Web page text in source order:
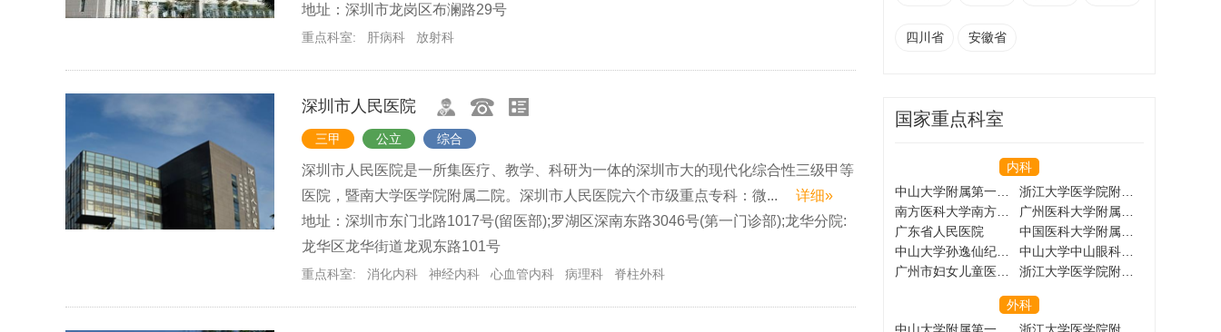
地址：深圳市龙岗区布澜路29号
重点科室: 肝病科 放射科
深圳市人民医院
三甲 公立 综合
深圳市人民医院是一所集医疗、教学、科研为一体的深圳市大的现代化综合性三级甲等
医院，暨南大学医学院附属二院。深圳市人民医院六个市级重点专科：微... 详细»
地址：深圳市东门北路1017号(留医部);罗湖区深南东路3046号(第一门诊部);龙华分院:
龙华区龙华街道龙观东路101号
重点科室: 消化内科 神经内科 心血管内科 病理科 脊柱外科
四川省 安徽省
国家重点科室
内科
广东省人民医院
外科